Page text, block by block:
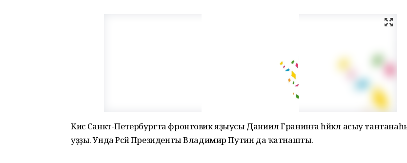
Кисә Санкт-Петербургта фронтовик яҙыусы Даниил Гранинға һәйкәл асыу
уҙҙы. Унда Рәсәй Президенты Владимир Путин да ҡатнашты.